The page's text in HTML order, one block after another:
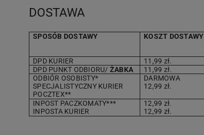
DOSTAWA
SPOSÓB DOSTAWY KOSZT DOSTAWY
DPD KURIER 11,99 zł.
DPD PUNKT ODBIORU/ ŻABKA 11,99 zł.
ODBIÓR OSOBISTY*
SPECJALISTYCZNY KURIER
POCZTEX**
DARMOWA
12,99 zł.
INPOST PACZKOMATY***
INPOSTA KURIER
12,99 zł.
12,99 zł.